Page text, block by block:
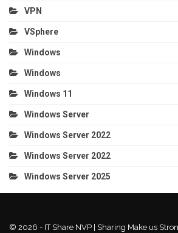
VPN
VSphere
Windows
Windows
Windows 11
Windows Server
Windows Server 2022
Windows Server 2022
Windows Server 2025
© 2026 - IT Share NVP | Sharing Make us